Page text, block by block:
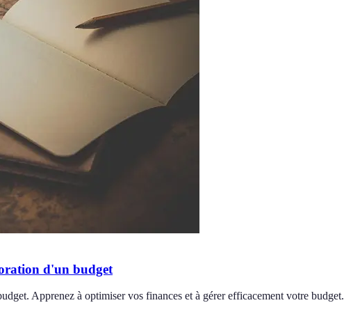
d'un budget
Apprenez à optimiser vos finances et à gérer efficacement votre budget.